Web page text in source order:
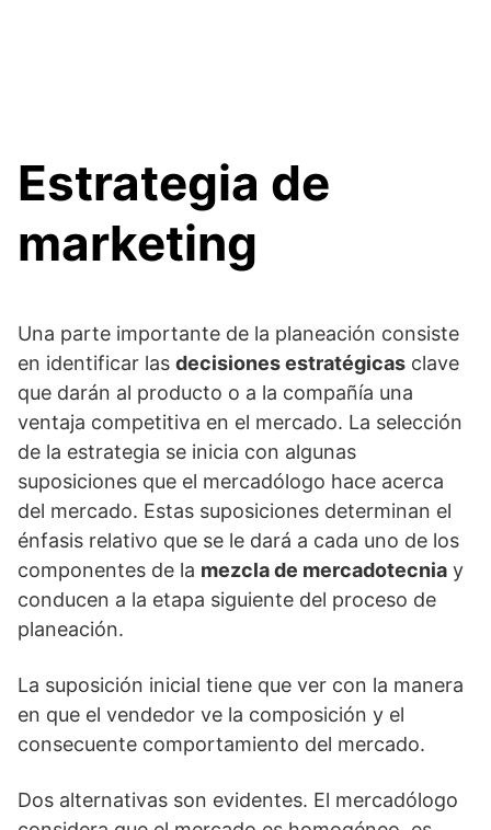
Estrategia de
marketing
Una parte importante de la planeación consiste
en identificar las decisiones estratégicas clave
que darán al producto o a la compañía una
ventaja competitiva en el mercado. La selección
de la estrategia se inicia con algunas
suposiciones que el mercadólogo hace acerca
del mercado. Estas suposiciones determinan el
énfasis relativo que se le dará a cada uno de los
componentes de la mezcla de mercadotecnia y
conducen a la etapa siguiente del proceso de
planeación.
La suposición inicial tiene que ver con la manera
en que el vendedor ve la composición y el
consecuente comportamiento del mercado.
Dos alternativas son evidentes. El mercadólogo